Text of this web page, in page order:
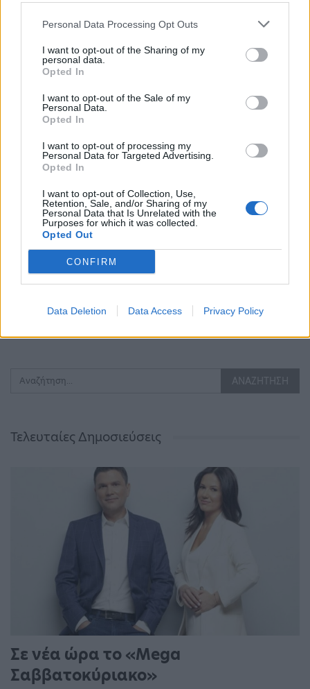
Personal Data Processing Opt Outs
I want to opt-out of the Sharing of my
personal data.
Opted In
I want to opt-out of the Sale of my
Personal Data.
Opted In
I want to opt-out of processing my
Personal Data for Targeted Advertising.
Opted In
I want to opt-out of Collection, Use,
Retention, Sale, and/or Sharing of my
Personal Data that Is Unrelated with the
Purposes for which it was collected.
Opted Out
CONFIRM
Data Deletion Data Access Privacy Policy
«Λύγισε» ο Άκης
Σκέρτσος στο «Mega
Καλημέρα»:
πολύ»
Η αποκάλυψη του
Γιώργου Λιάγκα: «Η
παραίτησή της το…
Ο ενοχλημένος
παρουσιαστής που
δεν εκπροσώπησε το
κανάλι του στο
debate
To backstage βίντεο
το debate: «Ντιμπέι
ΠΡΟΗΓΟΎΜΕΝΗ ΣΕΛΊΔΑ ΕΠΌΜΕΝΗ ΣΕΛΊΔΑ
Τελευταίες Δημοσιεύσεις
Σε νέα ώρα το «Mega
Σαββατοκύριακο»